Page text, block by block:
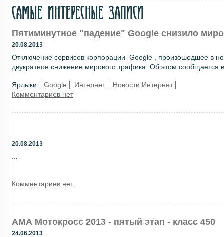
Самые интересные записи
Пятиминутное "падение" Google снизило
20.08.2013
Отключение сервисов корпорации Google , произошедшее в
двукратное снижение мирового трафика. Об этом сообщается
Ярлыки: Google Интернет
Новости Интернет
Комментариев нет
20.08.2013
Комментариев нет
АМА Мотокросс 2013 - пятый этап - класс 450
24.06.2013